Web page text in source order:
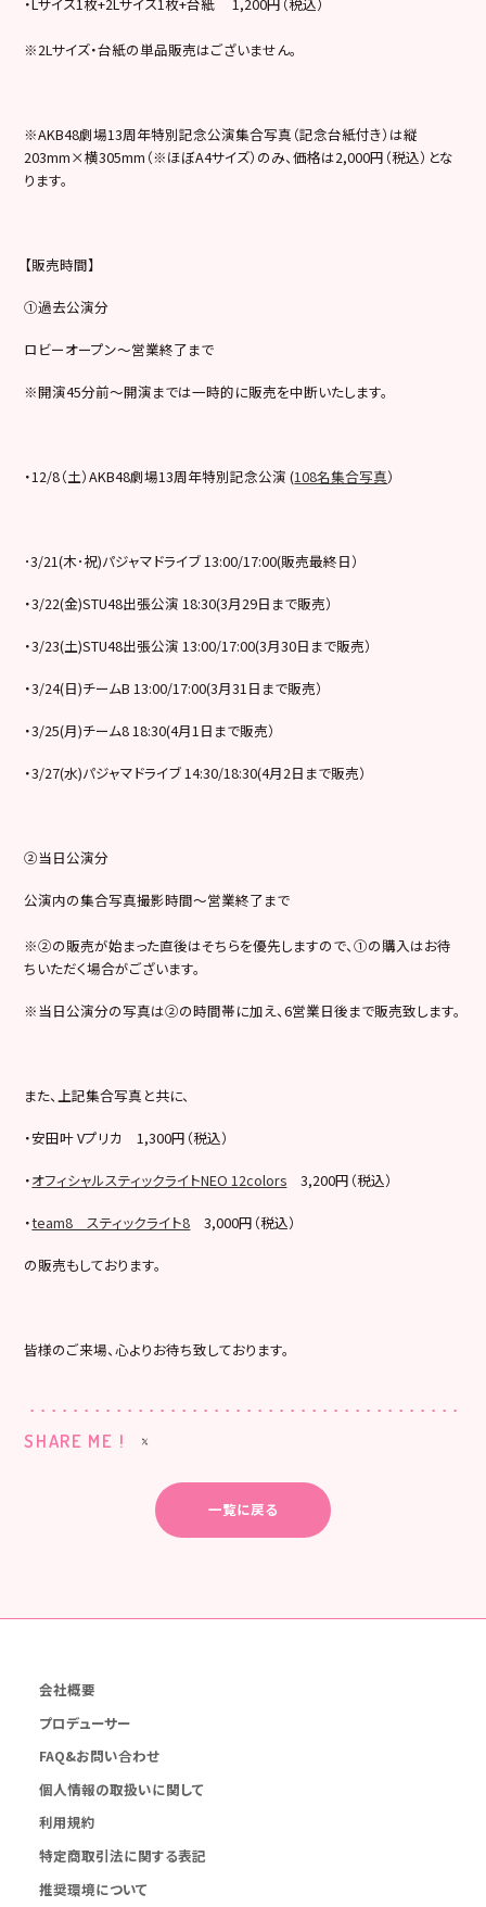
※2Lサイズ・台紙の単品販売はございません。
※AKB48劇場13周年特別記念公演集合写真（記念台紙付き）は縦
203mm×横305mm（※ほぼA4サイズ）のみ、価格は2,000円（税込）とな
ります。
【販売時間】
①過去公演分
ロビーオープン～営業終了まで
※開演45分前～開演までは一時的に販売を中断いたします。
・12/8（土）AKB48劇場13周年特別記念公演 (108名集合写真）
･3/21(木･祝)パジャマドライブ 13:00/17:00(販売最終日）
・3/22(金)STU48出張公演 18:30(3月29日まで販売）
・3/23(土)STU48出張公演 13:00/17:00(3月30日まで販売）
・3/24(日)チームB 13:00/17:00(3月31日まで販売）
・3/25(月)チーム8 18:30(4月1日まで販売）
・3/27(水)パジャマドライブ 14:30/18:30(4月2日まで販売）
②当日公演分
公演内の集合写真撮影時間～営業終了まで
※②の販売が始まった直後はそちらを優先しますので、①の購入はお待
ちいただく場合がございます。
※当日公演分の写真は②の時間帯に加え、6営業日後まで販売致します。
また、上記集合写真と共に、
・安田叶 Vプリカ 1,300円（税込）
・オフィシャルスティックライトNEO 12colors 3,200円（税込）
・team8 スティックライト8 3,000円（税込）
の販売もしております。
皆様のご来場、心よりお待ち致しております。
SHARE ME !
一覧に戻る
会社概要
プロデューサー
FAQ&お問い合わせ
個人情報の取扱いに関して
利用規約
特定商取引法に関する表記
推奨環境について